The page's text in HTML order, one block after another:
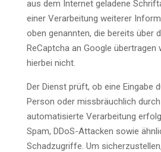
aus dem Internet geladene
einer Verarbeitung weiterer
oben genannten, die bereits über
ReCaptcha an Google übertragen
hierbei nicht.
Der Dienst prüft, ob eine Eingabe
Person oder missbräuchlich
automatisierte Verarbeitung
Spam, DDoS-Attacken sowie
Schadzugriffe. Um